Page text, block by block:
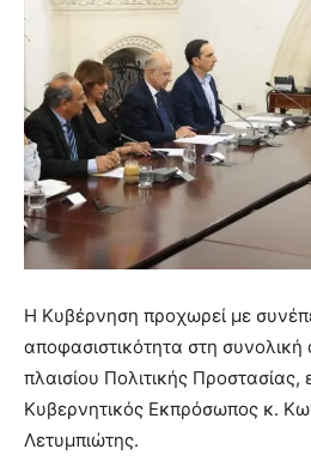
Η Κυβέρνηση προχωρεί με
αποφασιστικότητα στη
πλαισίου Πολιτικής Προστασίας,
Κυβερνητικός Εκπρόσωπος κ.
Λετυμπιώτης.